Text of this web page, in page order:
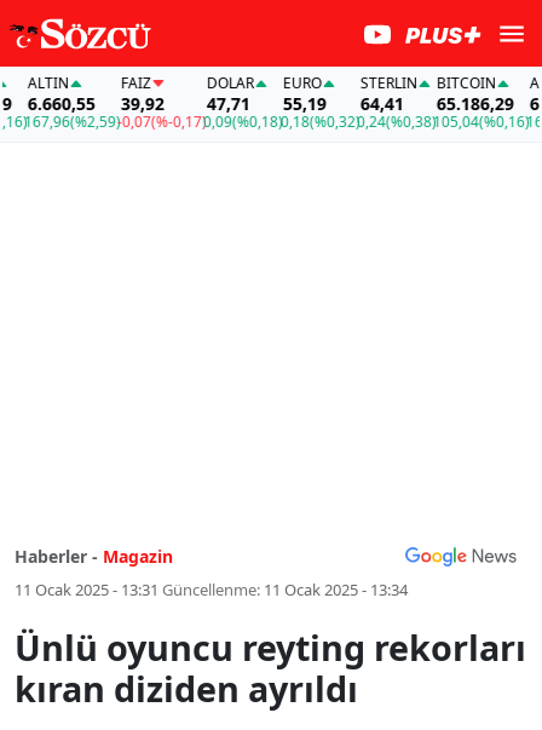
(%2,59)
39,92
-0,07(%-0,17)
DOLAR
47,71
0,09(%0,18)
EURO
55,19
0,18(%0,32)
STERLIN
64,41
0,24(%0,38)
BITCOIN
65.186,29
105,04(%0,16)
ALTIN
167,96
Haberler - Magazin
11 Ocak 2025 - 13:31 Güncellenme: 11 Ocak 2025 - 13:34
Ünlü oyuncu reyting rekorları
kıran diziden ayrıldı